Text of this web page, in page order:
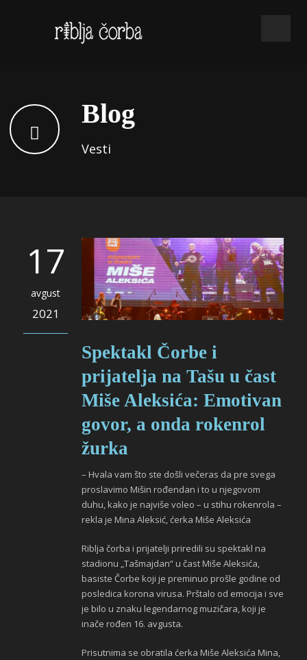
Blog
Vesti
17
avgust
2021
Spektakl Čorbe i
prijatelja na Tašu u čast
Miše Aleksića: Emotivan
govor, a onda rokenrol
žurka
– Hvala vam što ste došli večeras da pre svega
proslavimo Mišin rođendan i to u njegovom
duhu, kako je najviše voleo – u stihu rokenrola –
rekla je Mina Aleksić, ćerka Miše Aleksića
Riblja čorba i prijatelji priredili su spektakl na
stadionu „Tašmajdan“ u čast Miše Aleksića,
basiste Čorbe koji je preminuo prošle godine od
posledica korona virusa. Prštalo od emocija i sve
je bilo u znaku legendarnog muzičara, koji je
inače rođen 16. avgusta.
Prisutnima se obratila ćerka Miše Aleksića Mina,